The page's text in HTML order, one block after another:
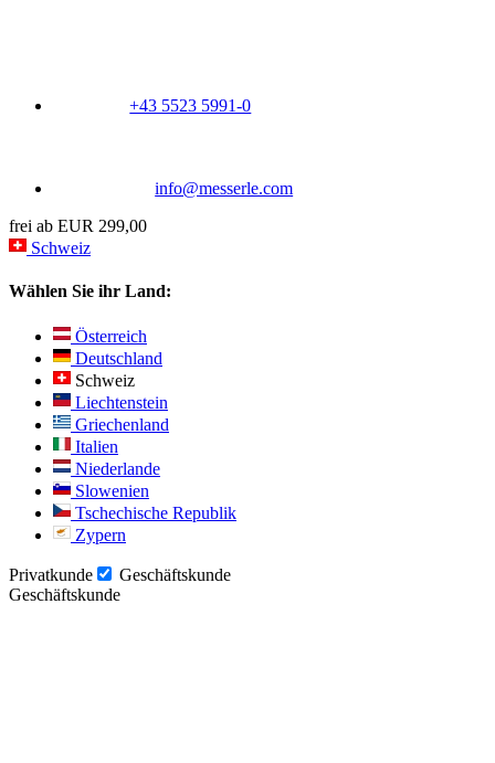
+43 5523 5991-0
info@messerle.com
frei ab EUR 299,00
Schweiz
Wählen Sie ihr Land:
Österreich
Deutschland
Schweiz
Liechtenstein
Griechenland
Italien
Niederlande
Slowenien
Tschechische Republik
Zypern
Privatkunde
Geschäftskunde
Geschäftskunde